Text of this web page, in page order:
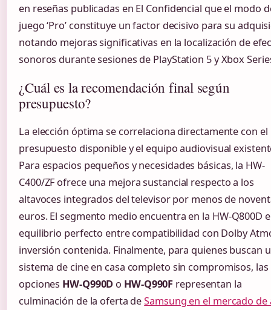
en reseñas publicadas en El Confidencial que el modo
juego ‘Pro’ constituye un factor decisivo para su
notando mejoras significativas en la localización de
sonoros durante sesiones de PlayStation 5 y Xbox
¿Cuál es la recomendación final según
presupuesto?
La elección óptima se correlaciona directamente con el
presupuesto disponible y el equipo audiovisual
Para espacios pequeños y necesidades básicas, la HW-
C400/ZF ofrece una mejora sustancial respecto a los
altavoces integrados del televisor por menos de
euros. El segmento medio encuentra en la HW-Q800D
equilibrio perfecto entre compatibilidad con Dolby
inversión contenida. Finalmente, para quienes buscan
sistema de cine en casa completo sin compromisos, las
opciones HW-Q990D o HW-Q990F representan la
culminación de la oferta deSamsung en el mercado de